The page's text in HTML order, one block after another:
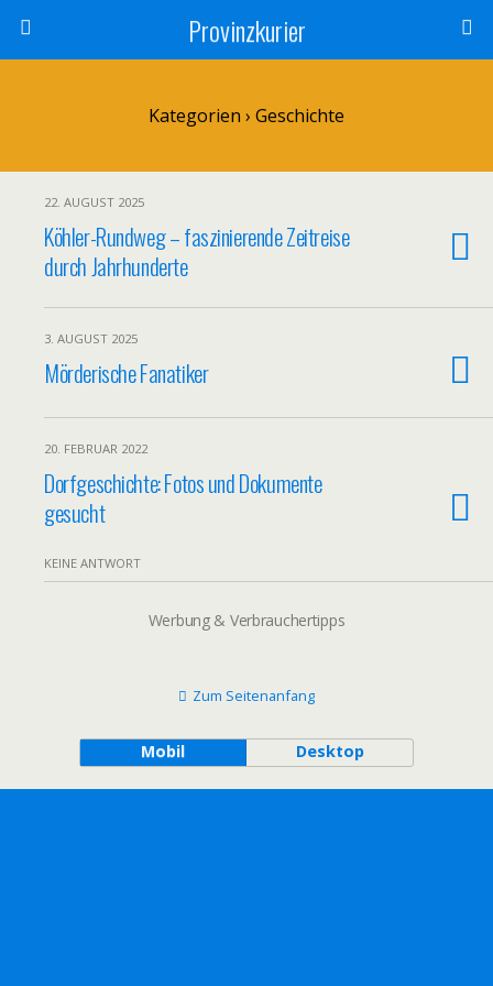
Provinzkurier
Kategorien › Geschichte
22. AUGUST 2025
Köhler-Rundweg – faszinierende Zeitreise
durch Jahrhunderte
3. AUGUST 2025
Mörderische Fanatiker
20. FEBRUAR 2022
Dorfgeschichte: Fotos und Dokumente
gesucht
KEINE ANTWORT
Werbung & Verbrauchertipps
Zum Seitenanfang
Mobil Desktop